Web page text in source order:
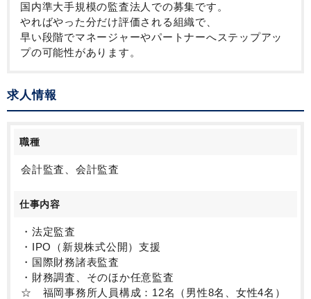
国内準大手規模の監査法人での募集です。
やればやった分だけ評価される組織で、
早い段階でマネージャーやパートナーへステップアッ
プの可能性があります。
求人情報
職種
会計監査、会計監査
仕事内容
・法定監査
・IPO（新規株式公開）支援
・国際財務諸表監査
・財務調査、そのほか任意監査
☆ 福岡事務所人員構成：12名（男性8名、女性4名）